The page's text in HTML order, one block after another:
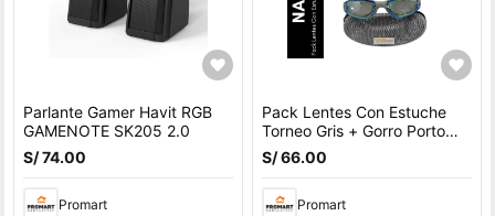
Parlante Gamer Havit RGB
GAMENOTE SK205 2.0
S/ 74.00
Promart
Pack Lentes Con Estuche
Torneo Gris + Gorro Porto
Fucsia
S/ 66.00
Promart